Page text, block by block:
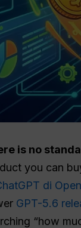
is no
you can
di
GPT-5.6
“how